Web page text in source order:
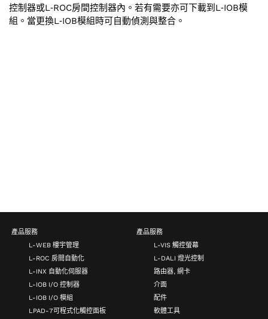
控制器或L‑ROC房間控制器內。若有需要亦可下載到L‑IOB模
組。當更換L‑IOB模組時可自動偵測與整合。
產品服務
L-WEB 樓宇管理
L-ROC 房間自動化
L-INX 自動化伺服器
L-IOB I/O 控制器
L-IOB I/O 模組
LPAD-7可程式化觸控面板
產品服務
L-VIS 觸控螢幕
L-DALI 燈光控制
路由器, 網卡
介面
配件
軟體工具